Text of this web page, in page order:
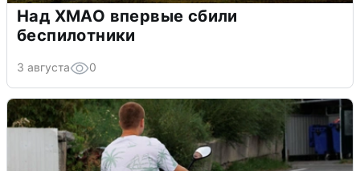
Над ХМАО впервые сбили
беспилотники
3 августа 0